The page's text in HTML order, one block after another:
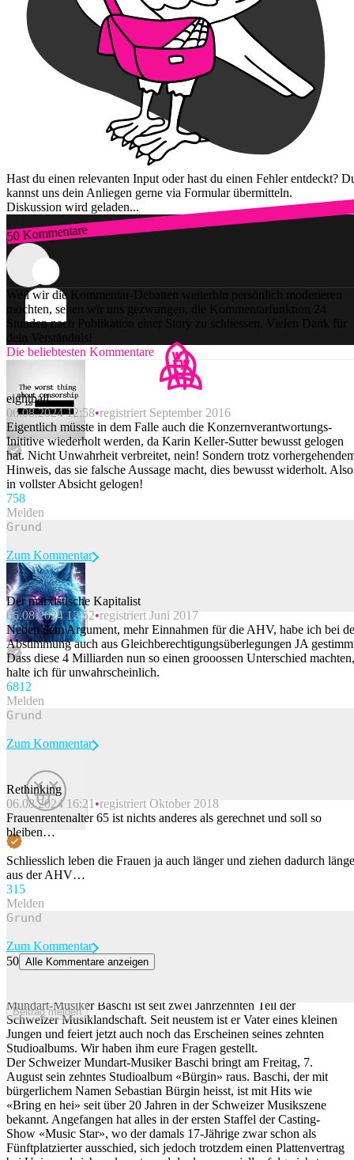
Hast du einen relevanten Input oder hast du einen Fehler entdeckt?
kannst uns dein Anliegen gerne via Formular übermitteln.
Diskussion wird geladen...
50 Kommentare
Zum Login
Weil wir die Kommentar-Debatten weiterhin persönlich moderieren
möchten, sehen wir uns gezwungen, die Kommentarfunktion 24
Stunden nach Publikation einer Story zu schliessen. Vielen Dank für
dein Verständnis!
Die beliebtesten Kommentare
eightball
06.08.2024 12:58 registriert September 2016
Eigentlich müsste in dem Falle auch die Konzernverantwortungs-
Inititive wiederholt werden, da Karin Keller-Sutter bewusst gelogen
hat. Nicht Unwahrheit verbreitet, nein! Sondern trotz
Hinweis, das sie falsche Aussage macht, dies bewusst widerholt. Also
in vollster Absicht gelogen!
758
Melden
Beitrag melden
Zum Kommentar
Der marxistische Kapitalist
06.08.2024 12:52 registriert Juni 2017
Neben dem Argument, mehr Einnahmen für die AHV, habe ich bei
Abstimmung auch aus Gleichberechtigungsüberlegungen JA
Dass diese 4 Milliarden nun so einen grooossen Unterschied machten,
halte ich für unwahrscheinlich.
6812
Melden
Beitrag melden
Zum Kommentar
Rethinking
06.08.2024 16:21 registriert Oktober 2018
Frauenrentenalter 65 ist nichts anderes als gerechnet und soll so
bleiben…
Schliesslich leben die Frauen ja auch länger und ziehen dadurch
aus der AHV…
31 5
Melden
Beitrag melden
Zum Kommentar
50 Alle Kommentare anzeigen
Mundart-Musiker Baschi ist seit zwei Jahrzehnten Teil der
Schweizer Musiklandschaft. Seit neustem ist er Vater eines kleinen
Jungen und feiert jetzt auch noch das Erscheinen seines zehnten
Studioalbums. Wir haben ihm eure Fragen gestellt.
Der Schweizer Mundart-Musiker Baschi bringt am Freitag, 7.
August sein zehntes Studioalbum «Bürgin» raus. Baschi, der mit
bürgerlichem Namen Sebastian Bürgin heisst, ist mit Hits wie
«Bring en hei» seit über 20 Jahren in der Schweizer Musikszene
bekannt. Angefangen hat alles in der ersten Staffel der Casting-
Show «Music Star», wo der damals 17-Jährige zwar schon als
Fünftplatzierter ausschied, sich jedoch trotzdem einen Plattenvertrag